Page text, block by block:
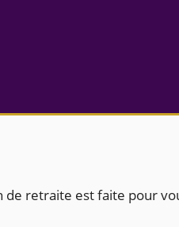
de retraite est faite pour